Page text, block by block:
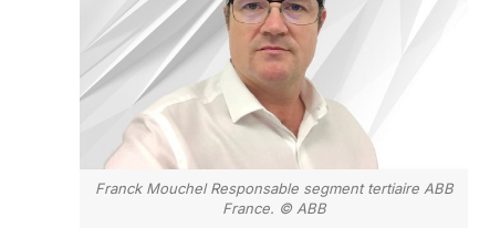
Franck Mouchel Responsable segment tertiaire ABB
France. © ABB